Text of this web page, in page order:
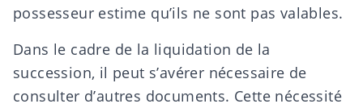
possesseur estime qu’ils ne sont pas valables.
Dans le cadre de la liquidation de la
succession, il peut s’avérer nécessaire de
consulter d’autres documents. Cette nécessité